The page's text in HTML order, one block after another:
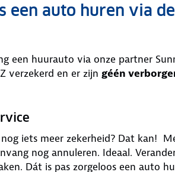
een auto huren via de
een huurauto via onze partner
verzekerd en er zijn géén
iets meer zekerheid? Dat kan!
nog annuleren. Ideaal.
Dát is pas zorgeloos een auto